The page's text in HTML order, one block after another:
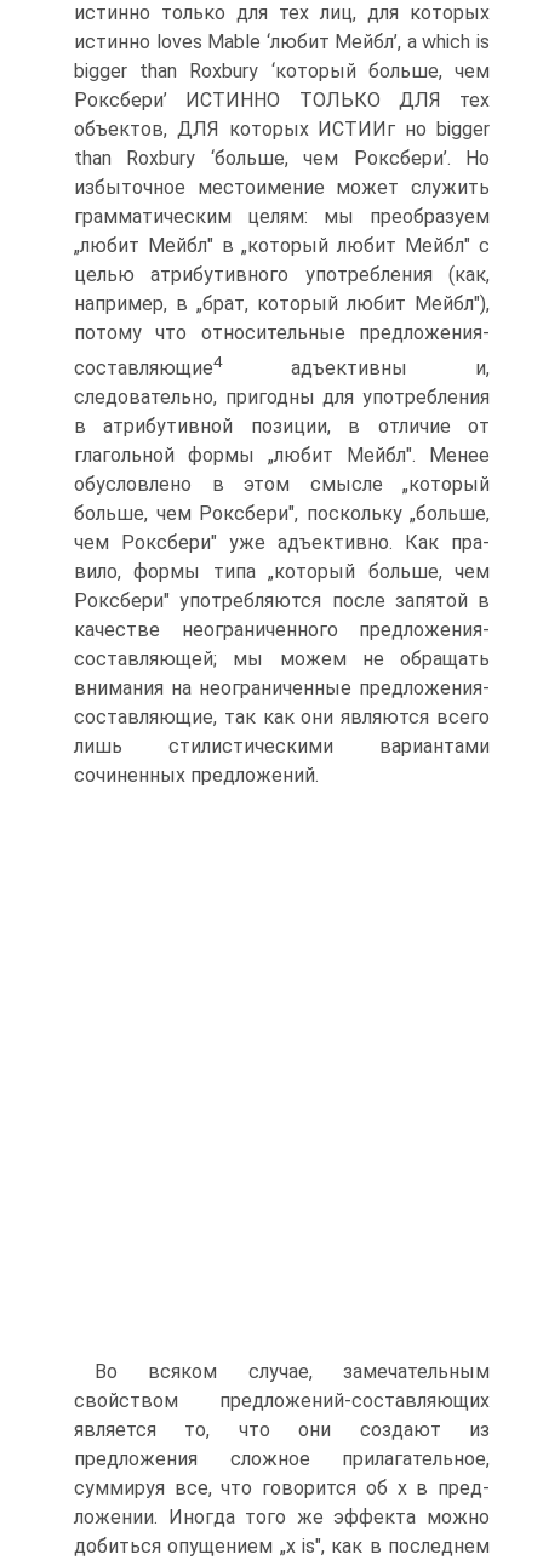
истинно только для тех лиц, для которых
истинно loves Mable ‘лю­бит Мейбл’, a which is
bigger than Roxbury ‘который больше, чем
Роксбери’ ИСТИННО ТОЛЬКО ДЛЯ тех
объектов, ДЛЯ которых ИСТИИг но bigger
than Roxbury ‘больше, чем Роксбери’. Но
избыточное местоимение может служить
грамматическим целям: мы преобра­зуем
„любит Мейбл" в „который любит Мейбл" с
целью атрибу­тивного употребления (как,
например, в „брат, который любит Мейбл"),
потому что относительные предложения-
составляющие4адъективны и,
следовательно, пригодны для употребления
в атри­бутивной позиции, в отличие от
глагольной формы „любит Мейбл". Менее
обусловлено в этом смысле „который
больше, чем Роксбе­ри", поскольку „больше,
чем Роксбери" уже адъективно. Как пра­
вило, формы типа „который больше, чем
Роксбери" употребляют­ся после запятой в
качестве неограниченного предложения-
состав­ляющей; мы можем не обращать
внимания на неограниченные предложения-
составляющие, так как они являются всего
лишь стилистическими вариантами
сочиненных предложений.
Во всяком случае, замечательным
свойством предложений-со­ставляющих
является то, что они создают из
предложения сложное прилагательное,
суммируя все, что говорится об х в пред­
ложении. Иногда того же эффекта можно
добиться опущением „х is", как в последнем